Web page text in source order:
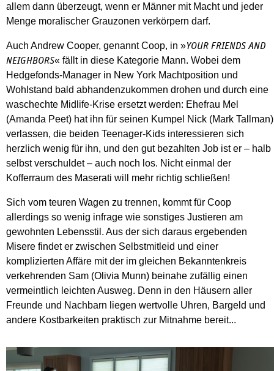
allem dann überzeugt, wenn er Männer mit Macht und jeder
Menge moralischer Grauzonen verkörpern darf.
Auch Andrew Cooper, genannt Coop, in »YOUR FRIENDS AND
NEIGHBORS« fällt in diese Kategorie Mann. Wobei dem
Hedgefonds-Manager in New York Machtposition und
Wohlstand bald abhandenzukommen drohen und durch eine
waschechte Midlife-Krise ersetzt werden: Ehefrau Mel
(Amanda Peet) hat ihn für seinen Kumpel Nick (Mark Tallman)
verlassen, die beiden Teenager-Kids interessieren sich
herzlich wenig für ihn, und den gut bezahlten Job ist er – halb
selbst verschuldet – auch noch los. Nicht einmal der
Kofferraum des Maserati will mehr richtig schließen!
Sich vom teuren Wagen zu trennen, kommt für Coop
allerdings so wenig infrage wie sonstiges Justieren am
gewohnten Lebensstil. Aus der sich daraus ergebenden
Misere findet er zwischen Selbstmitleid und einer
komplizierten Affäre mit der im gleichen Bekanntenkreis
verkehrenden Sam (Olivia Munn) beinahe zufällig einen
vermeintlich leichten Ausweg. Denn in den Häusern aller
Freunde und Nachbarn liegen wertvolle Uhren, Bargeld und
andere Kostbarkeiten praktisch zur Mitnahme bereit...